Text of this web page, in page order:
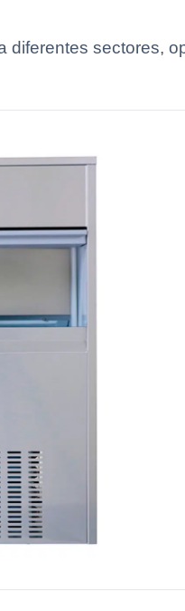
sectores,